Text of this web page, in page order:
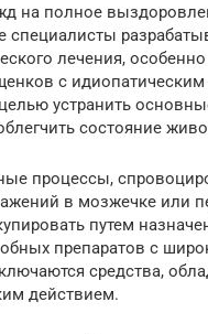
на полное
специалисты
лечения,
с
устранить
состояние
процессы,
в мозжечке или
путем
препаратов с
средства,
действием.